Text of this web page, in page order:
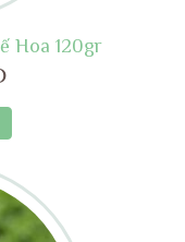
Hoa 120gr